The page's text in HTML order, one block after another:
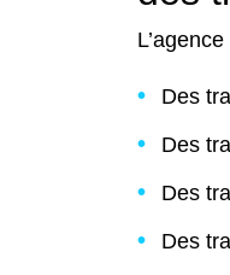
L’agence
Des
Des
Des
Des